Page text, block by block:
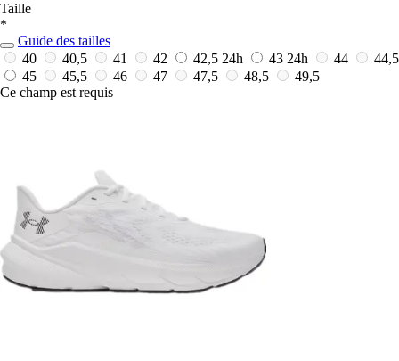
Taille
*
Guide des tailles
40
40,5 41 42 42,5 24h 43 24h 44
44,5
45
45,5 46 47 47,5 48,5
49,5
Ce champ est requis